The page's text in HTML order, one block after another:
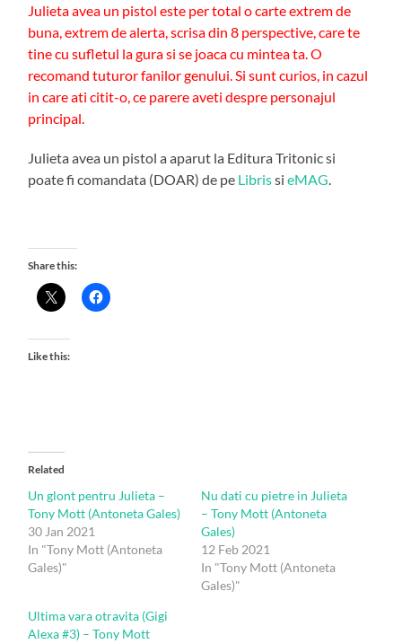
Julieta avea un pistol este per total o carte extrem de
buna, extrem de alerta, scrisa din 8 perspective, care te
tine cu sufletul la gura si se joaca cu mintea ta. O
recomand tuturor fanilor genului. Si sunt curios, in cazul
in care ati citit-o, ce parere aveti despre personajul
principal.
Julieta avea un pistol a aparut la Editura Tritonic si
poate fi comandata (DOAR) de pe LibrissieMAG
Share this:
Like this:
Related
Un glont pentru Julieta –
Tony Mott (Antoneta Gales)
30 Jan 2021
In "Tony Mott (Antoneta
Gales)"
Nu dati cu pietre in Julieta
– Tony Mott (Antoneta
Gales)
12 Feb 2021
In "Tony Mott (Antoneta
Gales)"
Ultima vara otravita (Gigi
Alexa #3) – Tony Mott